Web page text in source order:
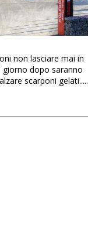
non lasciare mai in
dopo saranno
scarponi gelati.....